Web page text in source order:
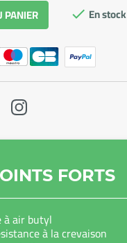
FORTS
à air butyl
à la crevaison
PANIER  En stock